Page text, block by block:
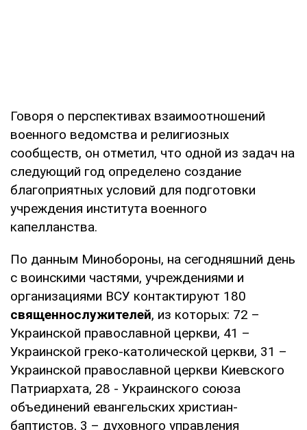
Говоря о перспективах взаимоотношений
военного ведомства и религиозных
сообществ, он отметил, что одной из задач на
следующий год определено создание
благоприятных условий для подготовки
учреждения института военного
капелланства.
По данным Минобороны, на сегодняшний день
с воинскими частями, учреждениями и
организациями ВСУ контактируют 180
священнослужителей, из которых: 72 –
Украинской православной церкви, 41 –
Украинской греко-католической церкви, 31 –
Украинской православной церкви Киевского
Патриархата, 28 - Украинского союза
объединений евангельских христиан-
баптистов, 3 – духовного управления